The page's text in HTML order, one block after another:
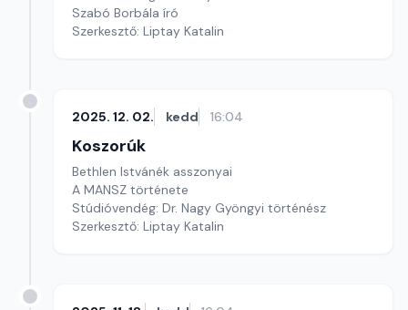
Szabó Borbála író
Szerkesztő: Liptay Katalin
2025. 12. 02. kedd 16:04
Koszorúk
Bethlen Istvánék asszonyai
A MANSZ története
Stúdióvendég: Dr. Nagy Gyöngyi történész
Szerkesztő: Liptay Katalin